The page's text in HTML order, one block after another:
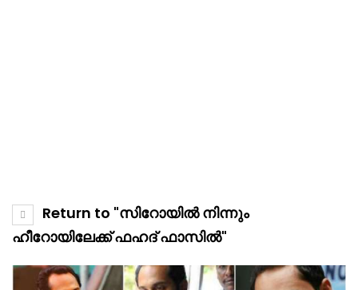
Return to "സിറോയിൽ നിന്നും
ഹീറോയിലേക്ക് ഫഹദ് ഫാസിൽ"